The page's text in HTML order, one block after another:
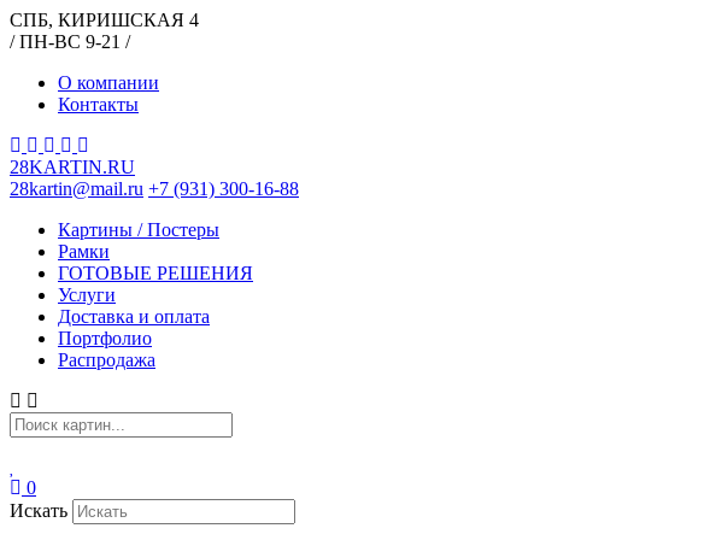
СПБ, КИРИШСКАЯ 4
/ ПН-ВС 9-21 /
О компании
Контакты
28KARTIN.RU
28kartin@mail.ru +7 (931) 300-16-88
Картины / Постеры
Рамки
ГОТОВЫЕ РЕШЕНИЯ
Услуги
Доставка и оплата
Портфолио
Распродажа
0
Искать